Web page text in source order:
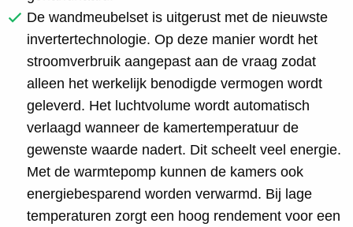
De wandmeubelset is uitgerust met de nieuwste
invertertechnologie. Op deze manier wordt het
stroomverbruik aangepast aan de vraag zodat
alleen het werkelijk benodigde vermogen wordt
geleverd. Het luchtvolume wordt automatisch
verlaagd wanneer de kamertemperatuur de
gewenste waarde nadert. Dit scheelt veel energie.
Met de warmtepomp kunnen de kamers ook
energiebesparend worden verwarmd. Bij lage
temperaturen zorgt een hoog rendement voor een